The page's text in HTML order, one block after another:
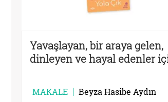
Yavaşlayan, bir araya gelen,
dinleyen ve hayal edenler
MAKALE Beyza Hasibe Aydın